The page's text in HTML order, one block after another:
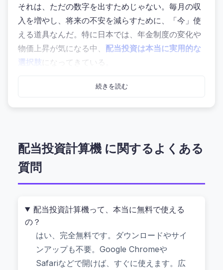
それは、ただの数字を出すためじゃない。毎月の収
入を増やし、将来の不安を減らすために、「今」使
える道具なんだ。特に日本では、年金制度の変化や
物価上昇が気になる中、 配当投資は本当に実用的な
選択肢になってきている。
このツールは、あなたの初期投資額と期待する配当
も、個人情報が漏れる心配もない。スマホでもPCで
も、無料で使えます。まさに“誰でもすぐ始められ
る”仕組みです。
投資家に人気なのか？
実は、多くの人が「配当株ってどうやって利益が出
るのか？」と迷っているんです。例えば、東証一部
続きを読む
配当投資計算機 に関するよくある
質問
配当投資計算機って、本当に無料で使える
の？
はい、完全無料です。ダウンロードやサイ
ンアップも不要。Google Chromeや
Safariなどで開けば、すぐに使えます。広